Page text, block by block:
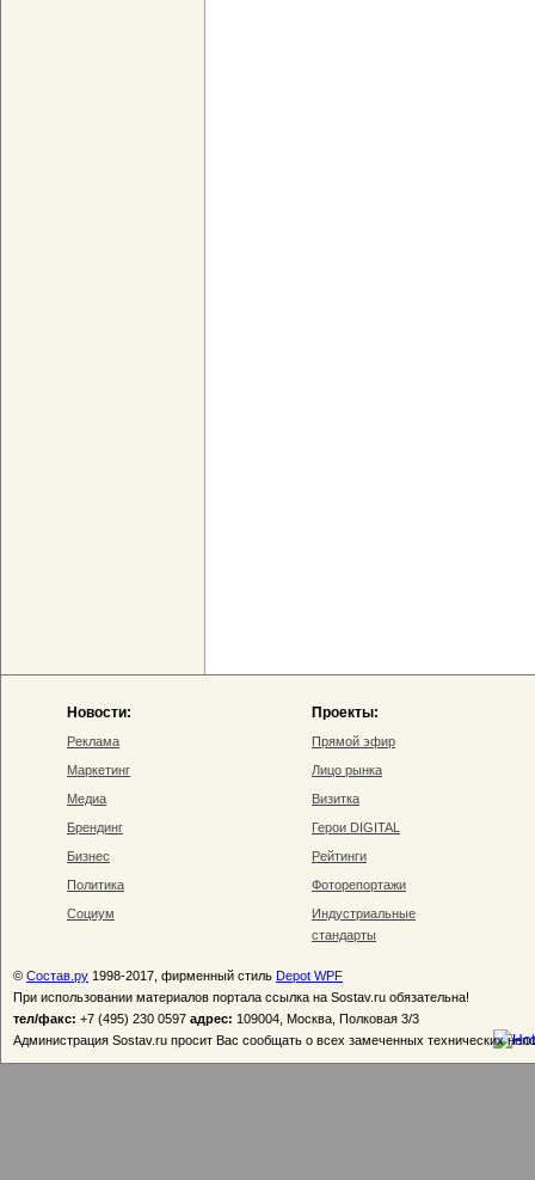
Новости:
Реклама
Маркетинг
Медиа
Брендинг
Бизнес
Политика
Социум
Проекты:
Прямой эфир
Лицо рынка
Визитка
Герои DIGITAL
Рейтинги
Фоторепортажи
Индустриальные
стандарты
© Состав.ру 1998-2017, фирменный стиль Depot WPF
При использовании материалов портала ссылка на Sostav.ru обязательна!
тел/факс: +7 (495) 230 0597 адрес: 109004, Москва, Полковая 3/3
Администрация Sostav.ru просит Вас сообщать о всех замеченных технических